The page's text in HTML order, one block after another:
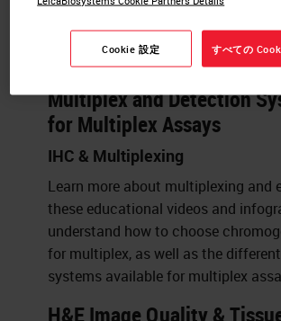
Tips & Tricks to
to Choose Chromogen
Multiplex and Detection
for Multiplex Assays
IHC & Multiplexing
Learn more about multiplexing and
these educational videos and
understand how to choose
for multiplex, as well as the
systems available for multiplex
H&E Image Quality &
Cookie 設定 すべての